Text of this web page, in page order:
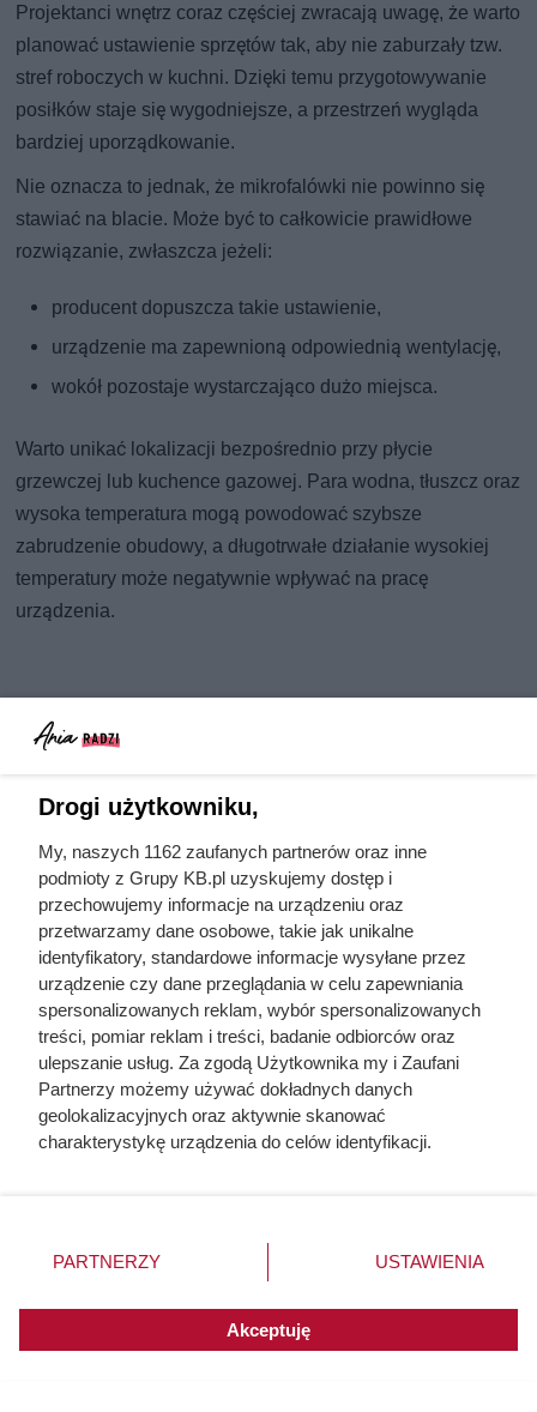
Projektanci wnętrz coraz częściej zwracają uwagę, że warto
planować ustawienie sprzętów tak, aby nie zaburzały tzw.
stref roboczych w kuchni. Dzięki temu przygotowywanie
posiłków staje się wygodniejsze, a przestrzeń wygląda
bardziej uporządkowanie.
Nie oznacza to jednak, że mikrofalówki nie powinno się
stawiać na blacie. Może być to całkowicie prawidłowe
rozwiązanie, zwłaszcza jeżeli:
producent dopuszcza takie ustawienie,
urządzenie ma zapewnioną odpowiednią wentylację,
wokół pozostaje wystarczająco dużo miejsca.
Warto unikać lokalizacji bezpośrednio przy płycie
grzewczej lub kuchence gazowej. Para wodna, tłuszcz oraz
wysoka temperatura mogą powodować szybsze
zabrudzenie obudowy, a długotrwałe działanie wysokiej
temperatury może negatywnie wpływać na pracę
urządzenia.
Gdzie najlepiej ustawić kuchenkę
mikrofalową?
Nowoczesne projekty kuchni coraz częściej przewidują
kuchennym lub dedykowanej szafce. Takie ustawienie
pozwala korzystać z urządzenia bez konieczności
głowę.
Drogi użytkowniku,
My, naszych 1162 zaufanych partnerów oraz inne
podmioty z Grupy KB.pl uzyskujemy dostęp i
przechowujemy informacje na urządzeniu oraz
przetwarzamy dane osobowe, takie jak unikalne
identyfikatory, standardowe informacje wysyłane przez
urządzenie czy dane przeglądania w celu zapewniania
spersonalizowanych reklam, wybór spersonalizowanych
treści, pomiar reklam i treści, badanie odbiorców oraz
ulepszanie usług. Za zgodą Użytkownika my i Zaufani
Partnerzy możemy używać dokładnych danych
geolokalizacyjnych oraz aktywnie skanować
charakterystykę urządzenia do celów identyfikacji.
zmienić/wycofać klikając przycisk ustawień prywatności
znajdujący się w lewym dolnym rogu strony. Niektóre
użytkownika, ale masz prawo sprzeciwić się takiemu
przetwarzaniu. Preferencje będą miały zastosowania do
PARTNERZY USTAWIENIA
Akceptuję